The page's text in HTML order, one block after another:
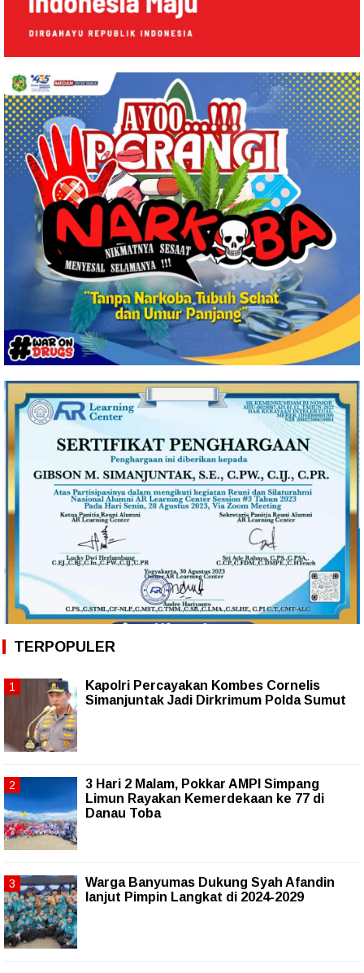
TERPOPULER
Kapolri Percayakan Kombes Cornelis
Simanjuntak Jadi Dirkrimum Polda Sumut
3 Hari 2 Malam, Pokkar AMPI Simpang
Limun Rayakan Kemerdekaan ke 77 di
Danau Toba
Warga Banyumas Dukung Syah Afandin
lanjut Pimpin Langkat di 2024-2029